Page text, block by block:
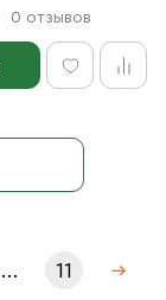
0 отзывов
11